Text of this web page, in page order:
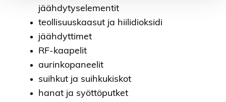
jäähdytyselementit
teollisuuskaasut ja hiilidioksidi
jäähdyttimet
RF-kaapelit
aurinkopaneelit
suihkut ja suihkukiskot
hanat ja syöttöputket